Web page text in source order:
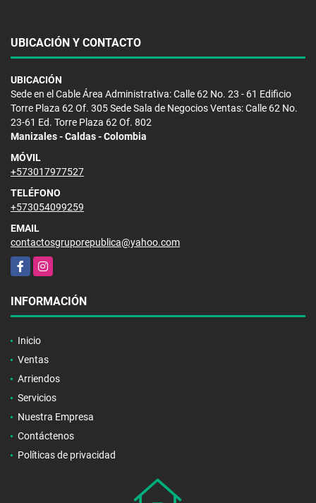
UBICACIÓN Y CONTACTO
UBICACIÓN
Sede en el Cable Área Administrativa: Calle 62 No. 23 - 61 Edificio
Torre Plaza 62 Of. 305 Sede Sala de Negocios Ventas: Calle 62 No.
23-61 Ed. Torre Plaza 62 Of. 802
Manizales - Caldas - Colombia
MÓVIL
+573017977527
TELÉFONO
+573054099259
EMAIL
contactosgruporepublica@yahoo.com
FacebookInstagram
INFORMACIÓN
Inicio
Ventas
Arriendos
Servicios
Nuestra Empresa
Contáctenos
Políticas de privacidad